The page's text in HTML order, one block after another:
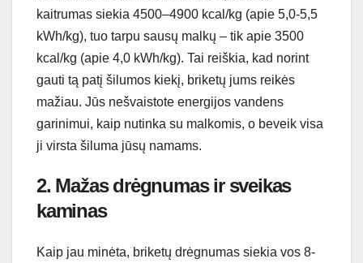
kaitrumas siekia 4500–4900 kcal/kg (apie 5,0-5,5
kWh/kg), tuo tarpu sausų malkų – tik apie 3500
kcal/kg (apie 4,0 kWh/kg). Tai reiškia, kad norint
gauti tą patį šilumos kiekį, briketų jums reikės
mažiau. Jūs nešvaistote energijos vandens
garinimui, kaip nutinka su malkomis, o beveik visa
ji virsta šiluma jūsų namams.
2. Mažas drėgnumas ir sveikas
kaminas
Kaip jau minėta, briketų drėgnumas siekia vos 8-